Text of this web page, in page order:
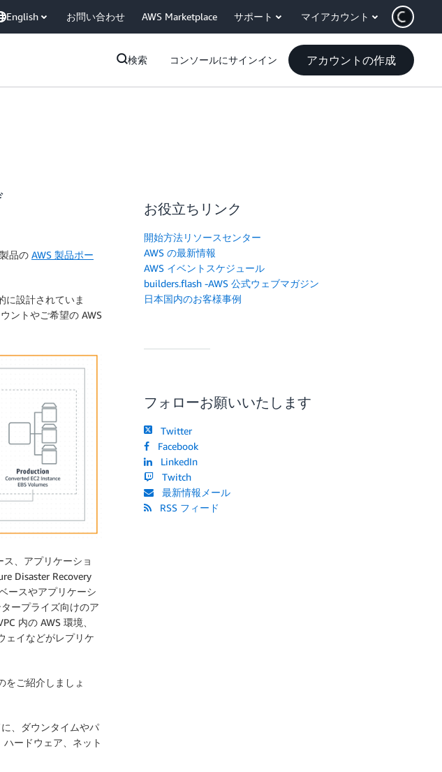
English お問い合わせ AWS Marketplace サポート マイアカウント
検索 コンソールにサインイン アカウントの作成
品の AWS 製品ポー
に設計されていま
ントやご希望の AWS
、アプリケーショ
Disaster Recovery
ースやアプリケーシ
ープライズ向けのア
内の AWS 環境、
ェイなどがレプリケ
をご紹介しましょ
、ダウンタイムやパ
ードウェア、ネット
お役立ちリンク
開始方法リソースセンター
AWS の最新情報
AWS イベントスケジュール
builders.flash -AWS 公式ウェブマガジン
日本国内のお客様事例
フォローお願いいたします
Twitter
Facebook
LinkedIn
Twitch
最新情報メール
RSS フィード